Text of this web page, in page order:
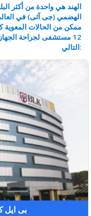
الهند هي واحدة من أكثر
الهضمي (جی آئی) في
ممكن من الحالات المعوية
12 مستشفى لجراحة
التالي:
بی ایل